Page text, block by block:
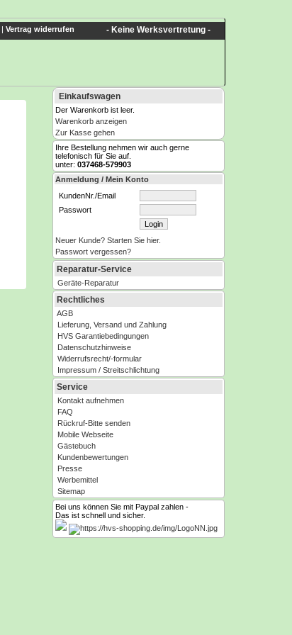
- Keine Werksvertretung -
| Vertrag widerrufen
Einkaufswagen
Der Warenkorb ist leer.
Warenkorb anzeigen
Zur Kasse gehen
Ihre Bestellung nehmen wir auch gerne
telefonisch für Sie auf.
unter: 037468-579903
Anmeldung / Mein Konto
KundenNr./Email
Passwort
Neuer Kunde? Starten Sie hier.
Passwort vergessen?
Reparatur-Service
Geräte-Reparatur
Rechtliches
AGB
Lieferung, Versand und Zahlung
HVS Garantiebedingungen
Datenschutzhinweise
Widerrufsrecht/-formular
Impressum / Streitschlichtung
Service
Kontakt aufnehmen
FAQ
Rückruf-Bitte senden
Mobile Webseite
Gästebuch
Kundenbewertungen
Presse
Werbemittel
Sitemap
Bei uns können Sie mit Paypal zahlen -
Das ist schnell und sicher.